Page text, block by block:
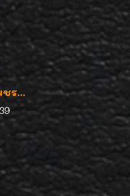
ร...